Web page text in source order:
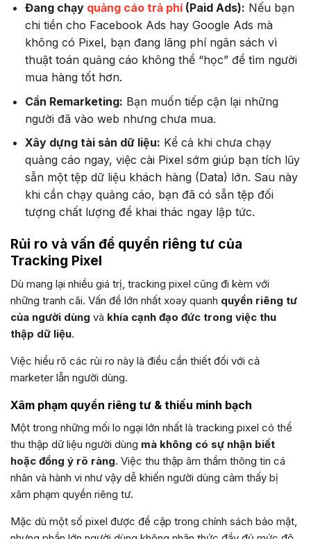
Đang chạy quảng cáo trả phí(Paid Ads): Nếu bạn
chi tiền cho Facebook Ads hay Google Ads mà
không có Pixel, bạn đang lãng phí ngân sách vì
thuật toán quảng cáo không thể “học” để tìm người
mua hàng tốt hơn.
Cần Remarketing: Bạn muốn tiếp cận lại những
người đã vào web nhưng chưa mua.
Xây dựng tài sản dữ liệu: Kể cả khi chưa chạy
quảng cáo ngay, việc cài Pixel sớm giúp bạn tích lũy
sẵn một tệp dữ liệu khách hàng (Data) lớn. Sau này
khi cần chạy quảng cáo, bạn đã có sẵn tệp đối
tượng chất lượng để khai thác ngay lập tức.
Rủi ro và vấn đề quyền riêng tư của
Tracking Pixel
Dù mang lại nhiều giá trị, tracking pixel cũng đi kèm với
những tranh cãi. Vấn đề lớn nhất xoay quanh quyền riêng tư
của người dùng và khía cạnh đạo đức trong việc thu
thập dữ liệu.
Việc hiểu rõ các rủi ro này là điều cần thiết đối với cả
marketer lẫn người dùng.
Xâm phạm quyền riêng tư & thiếu minh bạch
Một trong những mối lo ngại lớn nhất là tracking pixel có thể
thu thập dữ liệu người dùng mà không có sự nhận biết
hoặc đồng ý rõ ràng. Việc thu thập âm thầm thông tin cá
nhân và hành vi như vậy dễ khiến người dùng cảm thấy bị
xâm phạm quyền riêng tư.
Mặc dù một số pixel được đề cập trong chính sách bảo mật,